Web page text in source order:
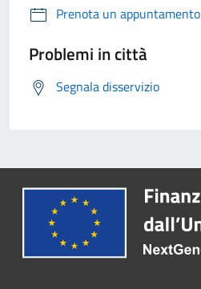
Prenota un appuntamento
Problemi in città
Segnala disservizio